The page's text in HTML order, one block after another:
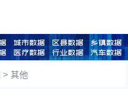
>其他